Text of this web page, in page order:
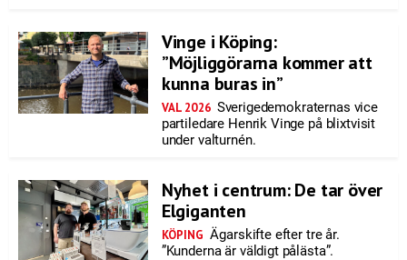
Vinge i Köping:
”Möjliggörarna kommer att
kunna buras in”
VAL 2026 Sverigedemokraternas vice
partiledare Henrik Vinge på blixtvisit
under valturnén.
Nyhet i centrum: De tar över
Elgiganten
KÖPING Ägarskifte efter tre år.
”Kunderna är väldigt pålästa”.